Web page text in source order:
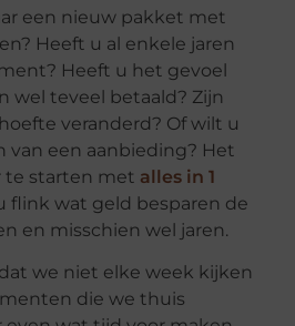
een nieuw pakket met
Heeft u al enkele jaren
Heeft u het gevoel
wel teveel betaald? Zijn
veranderd? Of wilt u
van een aanbieding? Het
te starten met alles in 1
flink wat geld besparen de
en misschien wel jaren.
we niet elke week kijken
die we thuis